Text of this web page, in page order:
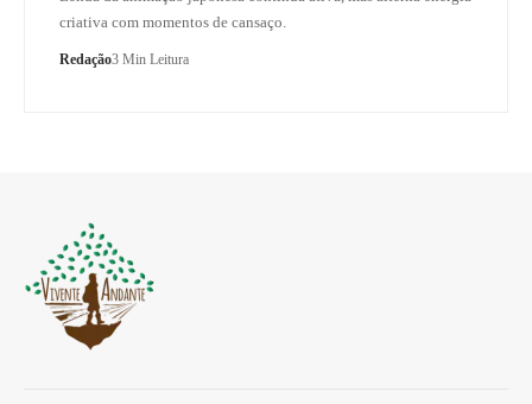
criativa com momentos de cansaço.
Redação3 Min Leitura